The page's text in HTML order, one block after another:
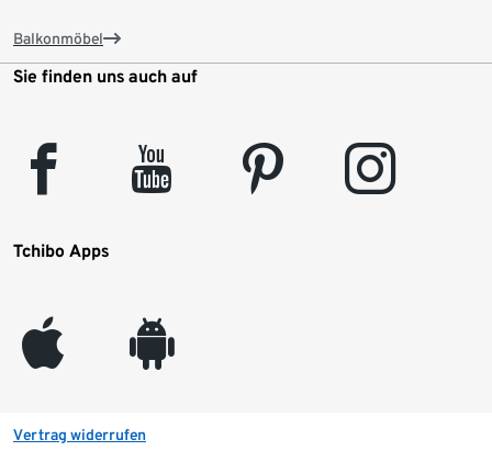
Balkonmöbel
Sie finden uns auch auf
facebook youtube pinterest instagram
Tchibo Apps
appleinc android
Vertrag widerrufen